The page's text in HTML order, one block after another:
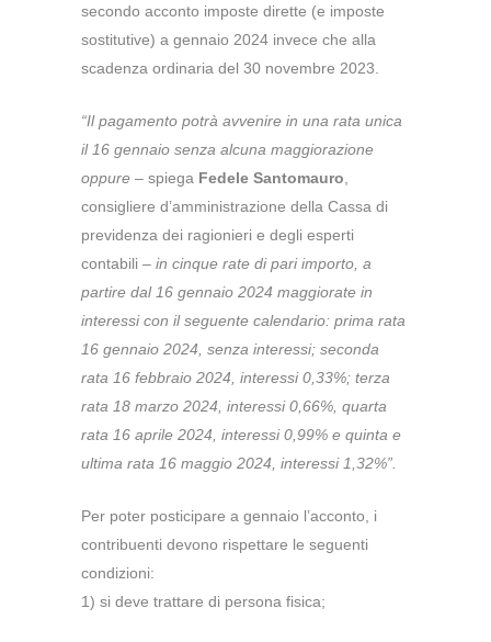
secondo acconto imposte dirette (e imposte
sostitutive) a gennaio 2024 invece che alla
scadenza ordinaria del 30 novembre 2023.
“Il pagamento potrà avvenire in una rata unica
il 16 gennaio senza alcuna maggiorazione
oppure – spiega Fedele Santomauro
consigliere d’amministrazione della Cassa di
previdenza dei ragionieri e degli esperti
contabili – in cinque rate di pari importo, a
partire dal 16 gennaio 2024 maggiorate in
interessi con il seguente calendario: prima rata
16 gennaio 2024, senza interessi; seconda
rata 16 febbraio 2024, interessi 0,33%; terza
rata 18 marzo 2024, interessi 0,66%, quarta
rata 16 aprile 2024, interessi 0,99% e quinta e
ultima rata 16 maggio 2024, interessi 1,32%”.
Per poter posticipare a gennaio l’acconto, i
contribuenti devono rispettare le seguenti
condizioni:
1) si deve trattare di persona fisica;